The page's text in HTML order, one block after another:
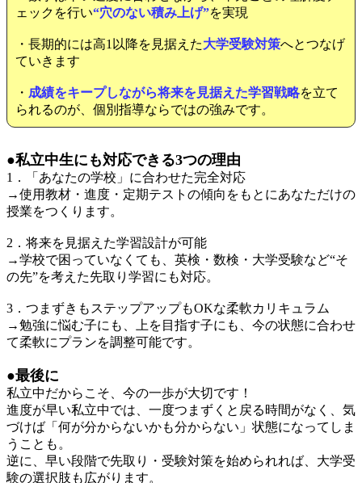
ェックを行い“穴のない積み上げ”を実現
・長期的には高1以降を見据えた大学受験対策へとつなげ
ていきます
・ 成績をキープしながら将来を見据えた学習戦略を立て
られるのが、個別指導ならではの強みです。
●私立中生にも対応できる3つの理由
1．「あなたの学校」に合わせた完全対応
→使用教材・進度・定期テストの傾向をもとにあなただけの
授業をつくります。
2．将来を見据えた学習設計が可能
→学校で困っていなくても、英検・数検・大学受験など“そ
の先”を考えた先取り学習にも対応。
3．つまずきもステップアップもOKな柔軟カリキュラム
→勉強に悩む子にも、上を目指す子にも、今の状態に合わせ
て柔軟にプランを調整可能です。
●最後に
私立中だからこそ、今の一歩が大切です！
進度が早い私立中では、一度つまずくと戻る時間がなく、気
づけば「何が分からないかも分からない」状態になってしま
うことも。
逆に、早い段階で先取り・受験対策を始められれば、大学受
験の選択肢も広がります。